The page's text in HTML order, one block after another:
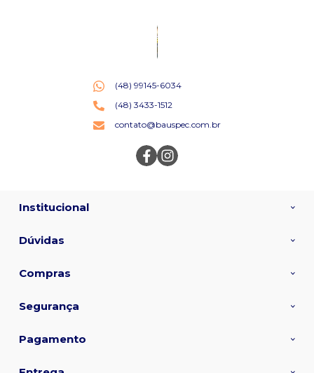
(48) 99145-6034
(48) 3433-1512
contato@bauspec.com.br
Institucional
Dúvidas
Compras
Segurança
Pagamento